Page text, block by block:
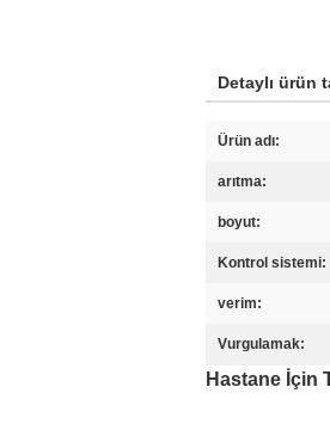
Detaylı ürün
Ürün adı:
arıtma:
boyut:
Kontrol sistemi:
verim:
Vurgulamak:
Hastane İçin